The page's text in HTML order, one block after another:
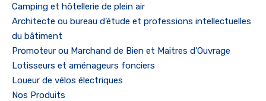
Camping et hôtellerie de plein air
Architecte ou bureau d’étude et professions intellectuelles
du bâtiment
Promoteur ou Marchand de Bien et Maitres d'Ouvrage
Lotisseurs et aménageurs fonciers
Loueur de vélos électriques
Nos Produits